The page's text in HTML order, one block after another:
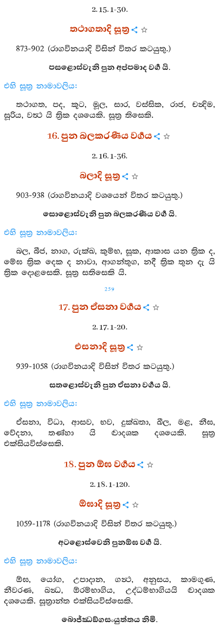
2. 15. 1-30.
තථාගතාදි සූත්‍ර
873-902 (රාගවිනයාදි විසින් විතර කටයුතු.)
පසළොස්වැනි පුන අප්පමාද වර්‍ග යි.
එහි සූත්‍ර නාමාවලිය:
තථාගත, පද, කූට, මූල, සාර, වස්සික, රාජ, චන්‍දිම,
සූරිය, වත්‍ථ යි ත්‍රික දශයෙකි. සූත්‍ර තිසෙකි.
16. පුන බලකරණීය වර්‍ගය
2. 16. 1-36.
බලාදි සූත්‍ර
903-938 (රාගවිනයාදි වශයෙන් විතර කටයුතු.)
සොළොස්වැනි පුන බලකරණීය වර්‍ග යි.
එහි සූත්‍ර නාමාවලිය:
බල, බීජ, නාග, රුක්ඛ, කුම්භ, සූක, ආකාස යන ත්‍රික ද,
මේඝ ත්‍රික දෙක ද නාවා, ආගන්තුග, නදී ත්‍රික තුන දැ යි
ත්‍රික දොළසෙකි. සූත්‍ර සතිසෙකි යි.
259
17. පුන ඒසනා වර්‍ගය
2. 17. 1-20.
එසනාදි සූත්‍ර
939-1058 (රාගවිනයාදි විසින් විතර කටයුතු.)
සතළොස්වැනි පුන ඒසනා වර්‍ගය යි.
එහි සූත්‍ර නාමාවලිය:
ඒසනා, විධා, ආසව, භව, දුක්ඛතා, ඛීල, මළ, නීඝ,
වේදනා, තණ්හා යි ද්‍වාදශක දශයෙකි. සූත්‍ර
එක්සියවිස්සෙකි.
18. පුන ඕඝ වර්‍ගය
2. 18. 1-120.
ඕඝාදි සූත්‍ර
1059-1178 (රාගවිනයාදි විසින් විතර කටයුතු.)
අටළොස්වෙනි පුනඕඝ වර්‍ග යි.
එහි සූත්‍ර නාමාවලිය:
ඕඝ, යෝග, උපාදාන, ගන්‍ථ, අනුසය, කාමගුණ,
නීවරණ, ඛන්‍ධ, ඕරම්භාගිය, උද්ධම්භාගියයි ද්‍වාදශක
දශයෙකි. සූත්‍රාන්ත එක්සියවිස්සෙකි.
බොජ්ඣඞ්ගසංයුත්තය නිමි.